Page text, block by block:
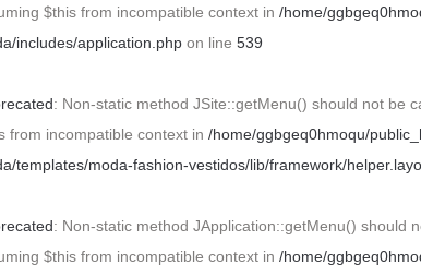
$this from incompatible context in /home/
includes/application.php on line 539
: Non-static method JSite::getMenu() should not be
from incompatible context in /home/ggbgeq0hmoqu/
templates/moda-fashion-vestidos/lib/framework/
: Non-static method JApplication::getMenu() should
$this from incompatible context in /home/